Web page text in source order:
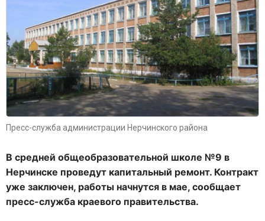
Пресс-служба администрации Нерчинского района
В средней общеобразовательной школе №9 в
Нерчинске проведут капитальный ремонт. Контракт
уже заключен, работы начнутся в мае, сообщает
пресс-служба краевого правительства.